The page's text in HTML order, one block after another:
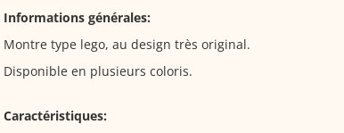
Informations générales:
Montre type lego, au design très original.
Disponible en plusieurs coloris.
Caractéristiques: